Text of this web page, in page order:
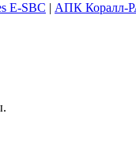
E-SBC | АПК Коралл-